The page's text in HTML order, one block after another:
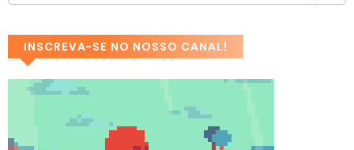
INSCREVA-SE NO NOSSO CANAL!